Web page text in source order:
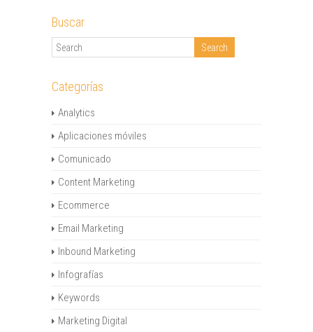
Buscar
Categorías
Analytics
Aplicaciones móviles
Comunicado
Content Marketing
Ecommerce
Email Marketing
Inbound Marketing
Infografías
Keywords
Marketing Digital